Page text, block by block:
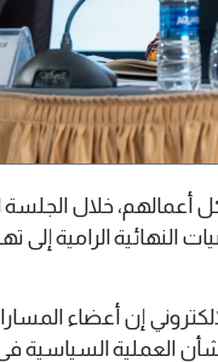
المُهيكل أعمالهم، خلال
الرامية إلى
إن أعضاء
العملية السياسية في